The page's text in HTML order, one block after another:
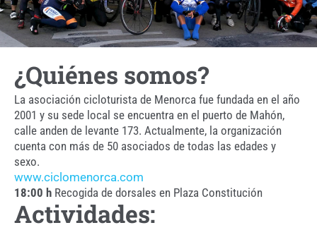
¿Quiénes somos?
La asociación cicloturista de Menorca fue fundada en el año
2001 y su sede local se encuentra en el puerto de Mahón,
calle anden de levante 173. Actualmente, la organización
cuenta con más de 50 asociados de todas las edades y
sexo.
www.ciclomenorca.com
18:00 h Recogida de dorsales en Plaza Constitución
Actividades: